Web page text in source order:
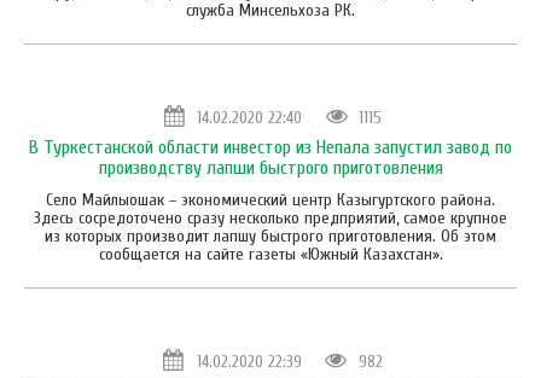
служба Минсельхоза РК.
14.02.2020 22:40 1115
В Туркестанской области инвестор из Непала запустил завод по
производству лапши быстрого приготовления
Село Майлыошак – экономический центр Казыгуртского района.
Здесь сосредоточено сразу несколько предприятий, самое крупное
из которых производит лапшу быстрого приготовления. Об этом
сообщается на сайте газеты «Южный Казахстан».
14.02.2020 22:39 982